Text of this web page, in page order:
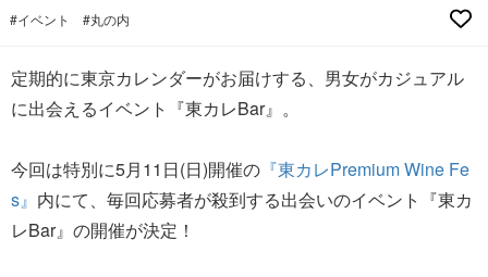
#イベント #丸の内
定期的に東京カレンダーがお届けする、男女がカジュアル
に出会えるイベント『東カレBar』。
今回は特別に5月11日(日)開催の 『東カレPremium Wine Fe
s』 内にて、毎回応募者が殺到する出会いのイベント『東カ
レBar』の開催が決定！